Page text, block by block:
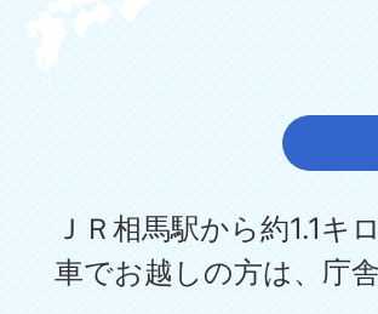
ＪＲ相馬駅から約1.1キ
車でお越しの方は、庁